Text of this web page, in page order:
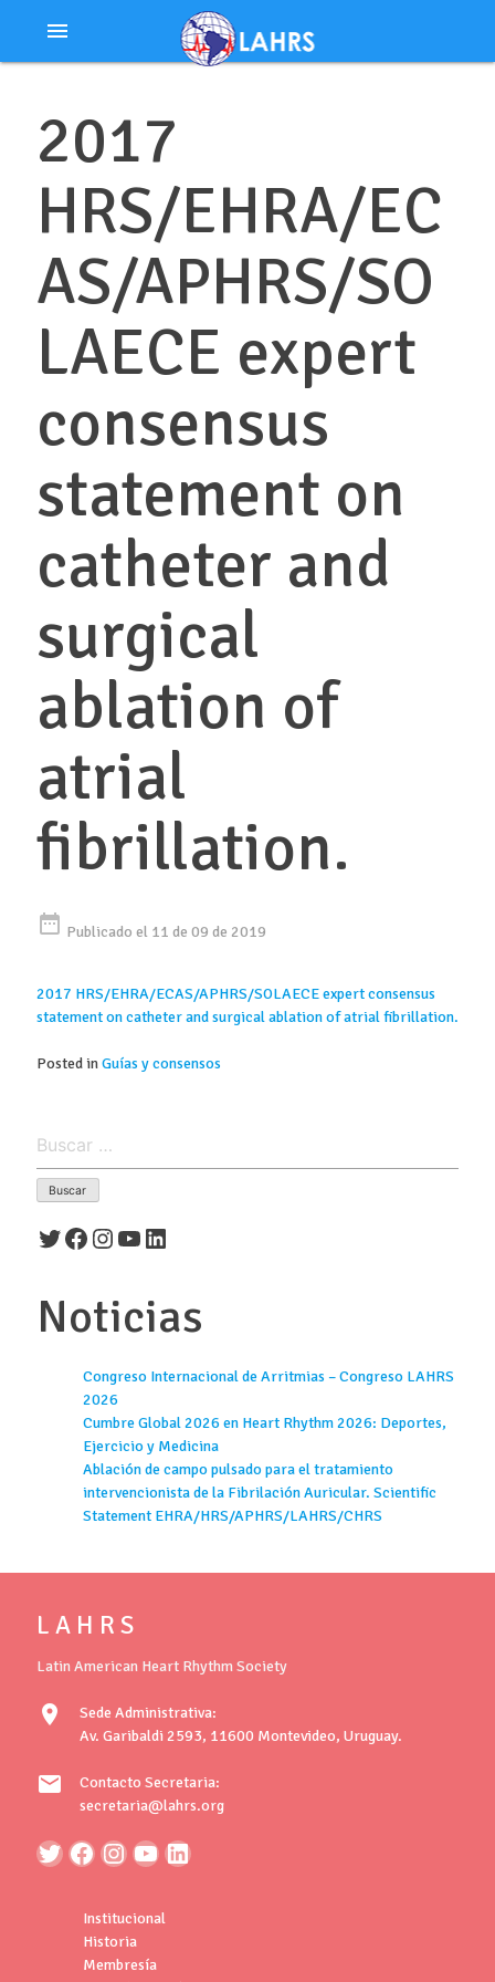
menu
2017
HRS/EHRA/EC
AS/APHRS/SO
LAECE expert
consensus
statement on
catheter and
surgical
ablation of
atrial
fibrillation.
date_range Publicado el 11 de 09 de 2019
2017 HRS/EHRA/ECAS/APHRS/SOLAECE expert consensus
statement on catheter and surgical ablation of atrial fibrillation.
Posted inGuías y consensos
Twitter
Facebook
Instagram
YouTube
LinkedIn
Noticias
Congreso Internacional de Arritmias – Congreso LAHRS
2026
Cumbre Global 2026 en Heart Rhythm 2026: Deportes,
Ejercicio y Medicina
Ablación de campo pulsado para el tratamiento
intervencionista de la Fibrilación Auricular. Scientific
Statement EHRA/HRS/APHRS/LAHRS/CHRS
L A H R S
Latin American Heart Rhythm Society
location_on
Sede Administrativa:
Av. Garibaldi 2593, 11600 Montevideo, Uruguay.
mail
Contacto Secretaria:
secretaria@lahrs.org
Institucional
Historia
Membresía